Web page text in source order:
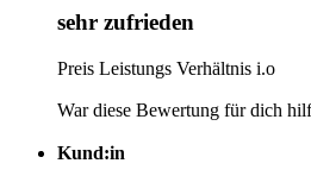
sehr zufrieden
Preis Leistungs Verhältnis i.o
War diese Bewertung für dich
Kund:in